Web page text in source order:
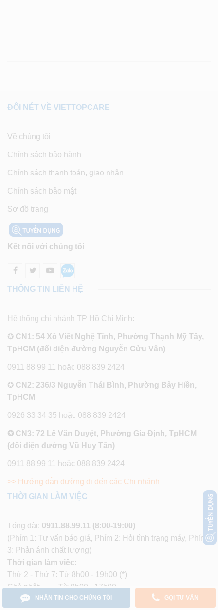
ĐÔI NÉT VỀ VIETTOPCARE
Về chúng tôi
Chính sách bảo hành
Chính sách thanh toán, giao nhận
Chính sách bảo mật
Sơ đồ trang
Kết nối với chúng tôi
THÔNG TIN LIÊN HỆ
Hệ thống chi nhánh TP Hồ Chí Minh:
✪ CN1: 54 Xô Viết Nghệ Tĩnh, Phường Thạnh Mỹ Tây,
TpHCM (đối diện đường Nguyễn Cửu Vân)
0911 88 99 11 hoặc 088 839 2424
✪ CN2: 236/3 Nguyễn Thái Bình, Phường Bảy Hiền,
TpHCM
0926 33 34 35 hoặc 088 839 2424
✪ CN3: 72 Lê Văn Duyệt, Phường Gia Định, TpHCM
(đối diện đường Vũ Huy Tấn)
0911 88 99 11 hoặc 088 839 2424
>> Hướng dẫn đường đi đến các Chi nhánh
THỜI GIAN LÀM VIỆC
Tổng đài: 0911.88.99.11 (8:00-19:00)
(Phím 1: Tư vấn báo giá, Phím 2: Hỏi tình trạng máy, Phím
3: Phản ánh chất lượng)
Thời gian làm việc:
Thứ 2 - Thứ 7: Từ 8h00 - 19h00 (*)
Chủ nhật: Từ 8h00 - 17h00.
(*) Thời gian làm việc buổi trưa: Để chất lượng phục vụ được tốt nhất, khung
NHẮN TIN CHO CHÚNG TÔI GỌI TƯ VẤN